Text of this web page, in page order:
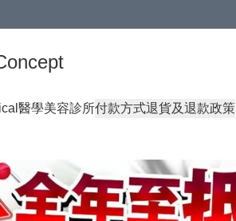
醫學美容診所付款方式退貨及退款政策